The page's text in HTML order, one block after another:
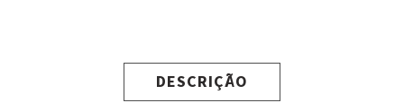
DESCRIÇÃO